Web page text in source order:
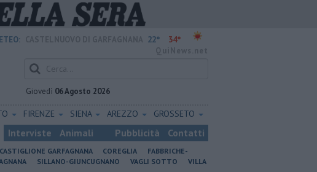
22° 34°
Giovedì 06 Agosto 2026
FIRENZE SIENA AREZZO GROSSETO
Interviste Animali Pubblicità Contatti
CASTIGLIONE GARFAGNANA COREGLIA
FABBRICHE-
SILLANO-GIUNCUGNANO VAGLI SOTTO
VILLA